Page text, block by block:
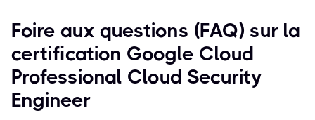
Foire aux questions (FAQ) sur la
certification Google Cloud
Professional Cloud Security
Engineer